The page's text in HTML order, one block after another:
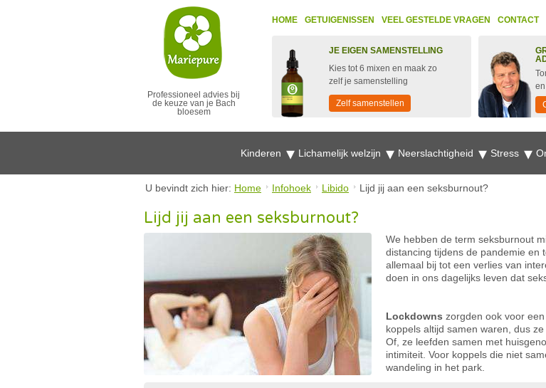
Professioneel advies bij
de keuze van je Bach
bloesem
HOME GETUIGENISSEN VEEL GESTELDE VRAGEN CONTACT
JE EIGEN SAMENSTELLING
Kies tot 6 mixen en maak zo
zelf je samenstelling
Zelf samenstellen
Kinderen Lichamelijk welzijn Neerslachtigheid Stress
U bevindt zich hier: Home Infohoek Libido Lijd jij aan een seksburnout?
Lijd jij aan een seksburnout?
We hebben de term seksburnout
distancing tijdens de pandemie en
allemaal bij tot een verlies van
doen in ons dagelijks leven dat
Lockdowns zorgden ook voor
koppels altijd samen waren, dus
Of, ze leefden samen met
intimiteit. Voor koppels die niet
wandeling in het park.